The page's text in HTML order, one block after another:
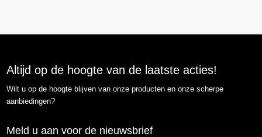
Altijd op de hoogte van de laatste acties!
Wilt u op de hoogte blijven van onze producten en onze scherpe
aanbiedingen?
Meld u aan voor de nieuwsbrief